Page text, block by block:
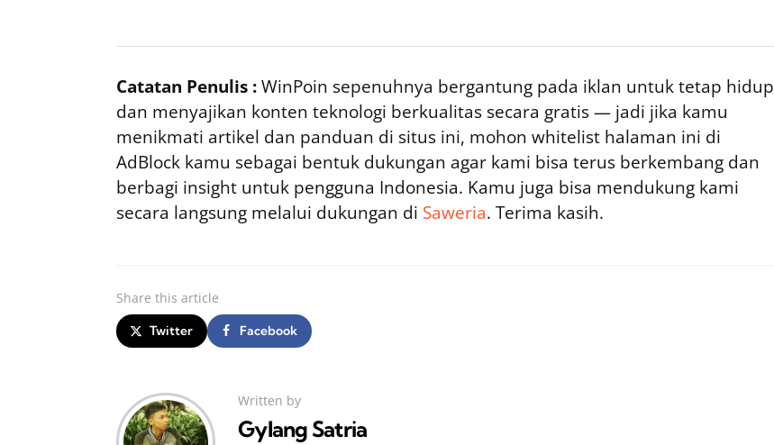
Catatan Penulis :WinPoin sepenuhnya bergantung pada iklan untuk tetap hidup
dan menyajikan konten teknologi berkualitas secara gratis — jadi jika kamu
menikmati artikel dan panduan di situs ini, mohon whitelist halaman ini di
AdBlock kamu sebagai bentuk dukungan agar kami bisa terus berkembang dan
berbagi insight untuk pengguna Indonesia. Kamu juga bisa mendukung kami
secara langsung melalui dukungan di Saweria. Terima kasih.
Share this article
Twitter Facebook
Written by
Gylang Satria